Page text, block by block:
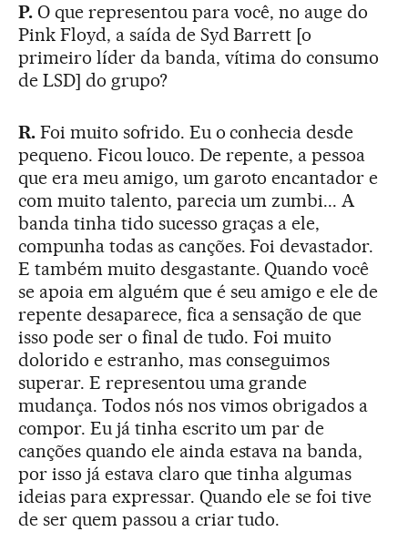
P. O que representou para você, no auge do
Pink Floyd, a saída de Syd Barrett [o
primeiro líder da banda, vítima do consumo
de LSD] do grupo?
R.Foi muito sofrido. Eu o conhecia desde
pequeno. Ficou louco. De repente, a pessoa
que era meu amigo, um garoto encantador e
com muito talento, parecia um zumbi... A
banda tinha tido sucesso graças a ele,
compunha todas as canções. Foi devastador.
E também muito desgastante. Quando você
se apoia em alguém que é seu amigo e ele de
repente desaparece, fica a sensação de que
isso pode ser o final de tudo. Foi muito
dolorido e estranho, mas conseguimos
superar. E representou uma grande
mudança. Todos nós nos vimos obrigados a
compor. Eu já tinha escrito um par de
canções quando ele ainda estava na banda,
por isso já estava claro que tinha algumas
ideias para expressar. Quando ele se foi tive
de ser quem passou a criar tudo.